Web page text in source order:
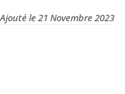
Ajouté le 21 Novembre 2023